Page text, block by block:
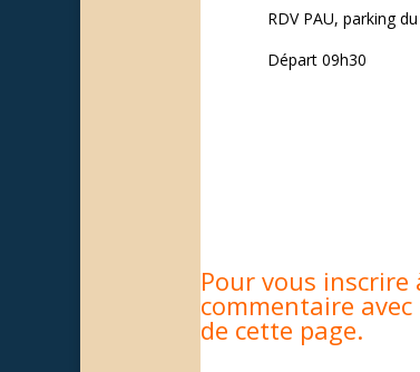
RDV PAU, parking
Départ 09h30
Pour vous
commentaire
de cette page.